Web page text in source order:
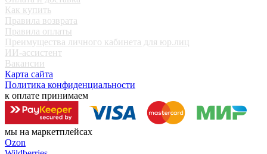
Как купить
Правила возврата
Правила оплаты
Преимущества личного кабинета для юр.лиц
ИИ-ассистент
Вакансии
Карта сайта
Политика конфиденциальности
к оплате принимаем
мы на маркетплейсах
Ozon